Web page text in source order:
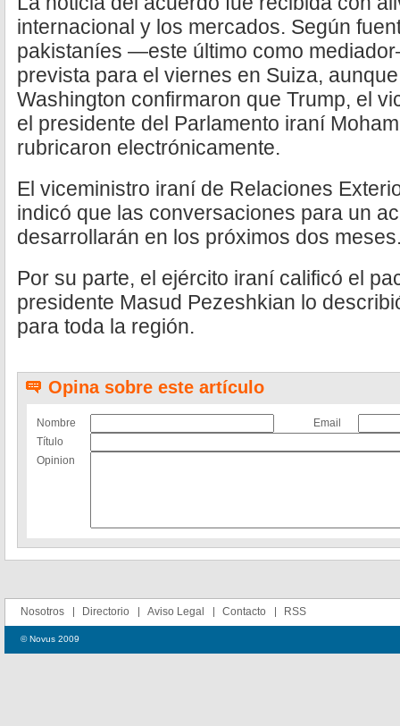
internacional y los mercados. Según
pakistaníes —este último como
prevista para el viernes en Suiza,
Washington confirmaron que Trump, el
el presidente del Parlamento iraní
rubricaron electrónicamente.
El viceministro iraní de Relaciones
indicó que las conversaciones para un
desarrollarán en los próximos dos
Por su parte, el ejército iraní calificó el
presidente Masud Pezeshkian lo
para toda la región.
Opina sobre este artículo
Nombre
Email
Título
Opinion
Nosotros Directorio Aviso Legal Contacto RSS
© Novus 2009